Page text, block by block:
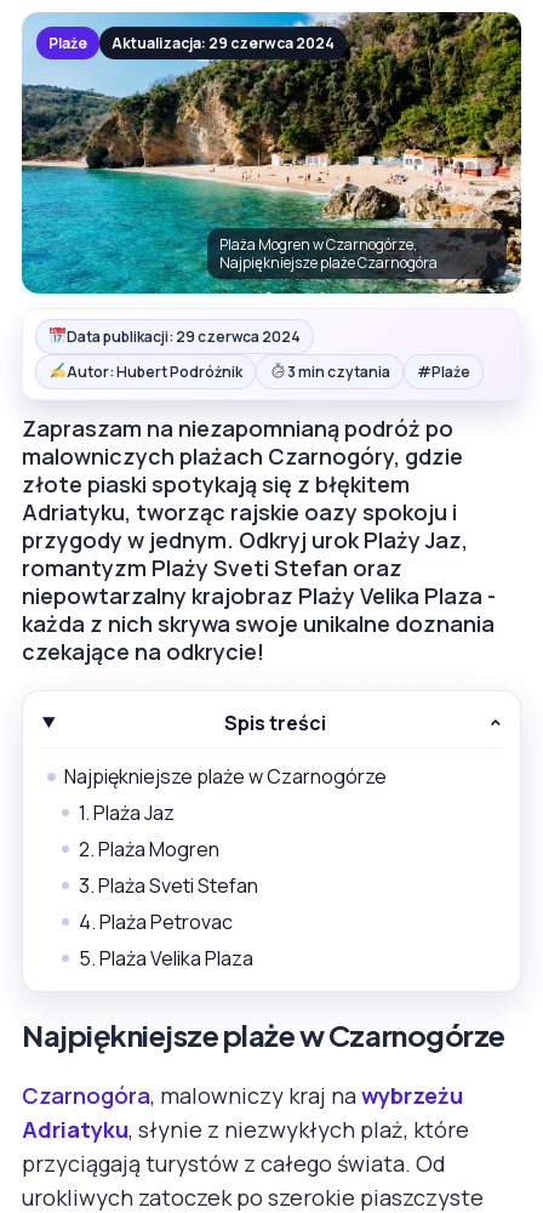
Plaże Aktualizacja: 29 czerwca 2024
Plaża Mogren w Czarnogórze,
Najpiękniejsze plaże Czarnogóra
Data publikacji: 29 czerwca 2024
Autor: Hubert Podróżnik
3 min czytania #Plaże
Zapraszam na niezapomnianą podróż po
malowniczych plażach Czarnogóry, gdzie
złote piaski spotykają się z błękitem
Adriatyku, tworząc rajskie oazy spokoju i
przygody w jednym. Odkryj urok Plaży Jaz,
romantyzm Plaży Sveti Stefan oraz
niepowtarzalny krajobraz Plaży Velika Plaza -
każda z nich skrywa swoje unikalne doznania
czekające na odkrycie!
Spis treści
Najpiękniejsze plaże w Czarnogórze
1. Plaża Jaz
2. Plaża Mogren
3. Plaża Sveti Stefan
4. Plaża Petrovac
5. Plaża Velika Plaza
Najpiękniejsze plaże w Czarnogórze
Czarnogóra, malowniczy kraj nawybrzeżu
Adriatyku, słynie z niezwykłych plaż, które
przyciągają turystów z całego świata. Od
urokliwych zatoczek po szerokie piaszczyste